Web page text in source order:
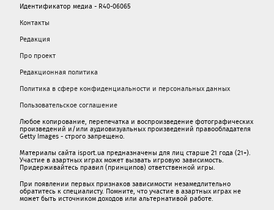
Идентификатор медиа - R40-06065
Контакты
Редакция
Про проект
Редакционная политика
Политика в сфере конфиденциальности и персональных данных
Пользовательское соглашение
Любое копирование, перепечатка и воспроизведение фотографических
произведений и/или аудиовизуальных произведений правообладателя
Getty Images - строго запрещено.
Материалы сайта isport.ua предназначены для лиц старше 21 года (21+).
Участие в азартных играх может вызвать игровую зависимость.
Придерживайтесь правил (принципов) ответственной игры.
При появлении первых признаков зависимости незамедлительно
обратитесь к специалисту. Помните, что участие в азартных играх не
может быть источником доходов или альтернативой работе.